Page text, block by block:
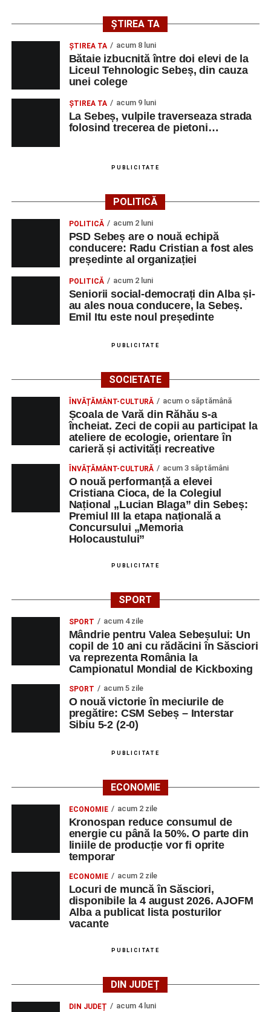
ȘTIREA TA
ŞTIREA TA acum 8 luni
Bătaie izbucnită între doi elevi de la
Liceul Tehnologic Sebeș, din cauza
unei colege
ŞTIREA TA acum 9 luni
La Sebeș, vulpile traverseaza strada
folosind trecerea de pietoni…
PUBLICITATE
POLITICĂ
POLITICĂ acum 2 luni
PSD Sebeș are o nouă echipă
conducere: Radu Cristian a fost ales
președinte al organizației
POLITICĂ acum 2 luni
Seniorii social-democrați din Alba și-
au ales noua conducere, la Sebeș.
Emil Itu este noul președinte
PUBLICITATE
SOCIETATE
ÎNVĂȚĂMÂNT-CULTURĂ acum o săptămână
Școala de Vară din Răhău s-a
încheiat. Zeci de copii au participat la
ateliere de ecologie, orientare în
carieră și activități recreative
ÎNVĂȚĂMÂNT-CULTURĂ acum 3 săptămâni
O nouă performanță a elevei
Cristiana Cioca, de la Colegiul
Național „Lucian Blaga” din Sebeș:
Premiul III la etapa națională a
Concursului „Memoria
Holocaustului”
PUBLICITATE
SPORT
SPORT acum 4 zile
Mândrie pentru Valea Sebeșului: Un
copil de 10 ani cu rădăcini în Săsciori
va reprezenta România la
Campionatul Mondial de Kickboxing
SPORT acum 5 zile
O nouă victorie în meciurile de
pregătire: CSM Sebeș – Interstar
Sibiu 5-2 (2-0)
PUBLICITATE
ECONOMIE
ECONOMIE acum 2 zile
Kronospan reduce consumul de
energie cu până la 50%. O parte din
liniile de producție vor fi oprite
temporar
ECONOMIE acum 2 zile
Locuri de muncă în Săsciori,
disponibile la 4 august 2026. AJOFM
Alba a publicat lista posturilor
vacante
PUBLICITATE
DIN JUDEȚ
DIN JUDEȚ acum 4 luni